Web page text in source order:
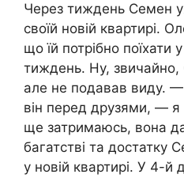
Через тиждень Семен
своїй новій квартирі.
що їй потрібно поїхати
тиждень. Ну, звичайно,
але не подавав виду.
він перед друзями, — я
ще затримаюсь, вона
багатстві та достатку
у новій квартирі. У 4-й